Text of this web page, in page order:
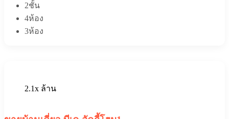
2ชั้น
4ห้อง
3ห้อง
2.1x ล้าน